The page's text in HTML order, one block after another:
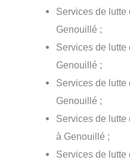
Services de lutte
Genouillé ;
Services de lutte
Genouillé ;
Services de lutte
Genouillé ;
Services de
à Genouillé ;
Services de lutte